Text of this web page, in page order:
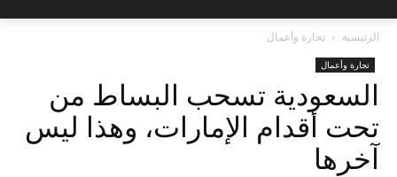
الرئيسية تجارة وأعمال
تجارة وأعمال
السعودية تسحب البساط من
تحت أقدام الإمارات، وهذا ليس
آخرها